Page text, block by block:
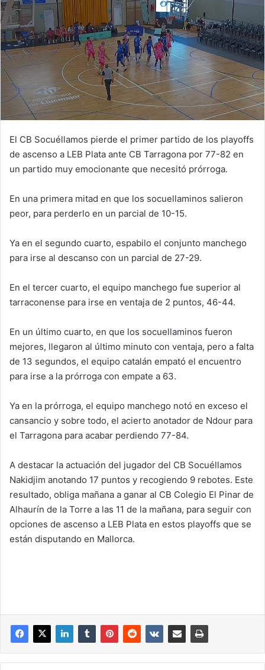
El CB Socuéllamos pierde el primer partido de los playoffs
de ascenso a LEB Plata ante CB Tarragona por 77-82 en
un partido muy emocionante que necesitó prórroga.
En una primera mitad en que los socuellaminos salieron
peor, para perderlo en un parcial de 10-15.
Ya en el segundo cuarto, espabilo el conjunto manchego
para irse al descanso con un parcial de 27-29.
En el tercer cuarto, el equipo manchego fue superior al
tarraconense para irse en ventaja de 2 puntos, 46-44.
En un último cuarto, en que los socuellaminos fueron
mejores, llegaron al último minuto con ventaja, pero a falta
de 13 segundos, el equipo catalán empató el encuentro
para irse a la prórroga con empate a 63.
Ya en la prórroga, el equipo manchego notó en exceso el
cansancio y sobre todo, el acierto anotador de Ndour para
el Tarragona para acabar perdiendo 77-84.
A destacar la actuación del jugador del CB Socuéllamos
Nakidjim anotando 17 puntos y recogiendo 9 rebotes. Este
resultado, obliga mañana a ganar al CB Colegio El Pinar de
Alhaurín de la Torre a las 11 de la mañana, para seguir con
opciones de ascenso a LEB Plata en estos playoffs que se
están disputando en Mallorca.